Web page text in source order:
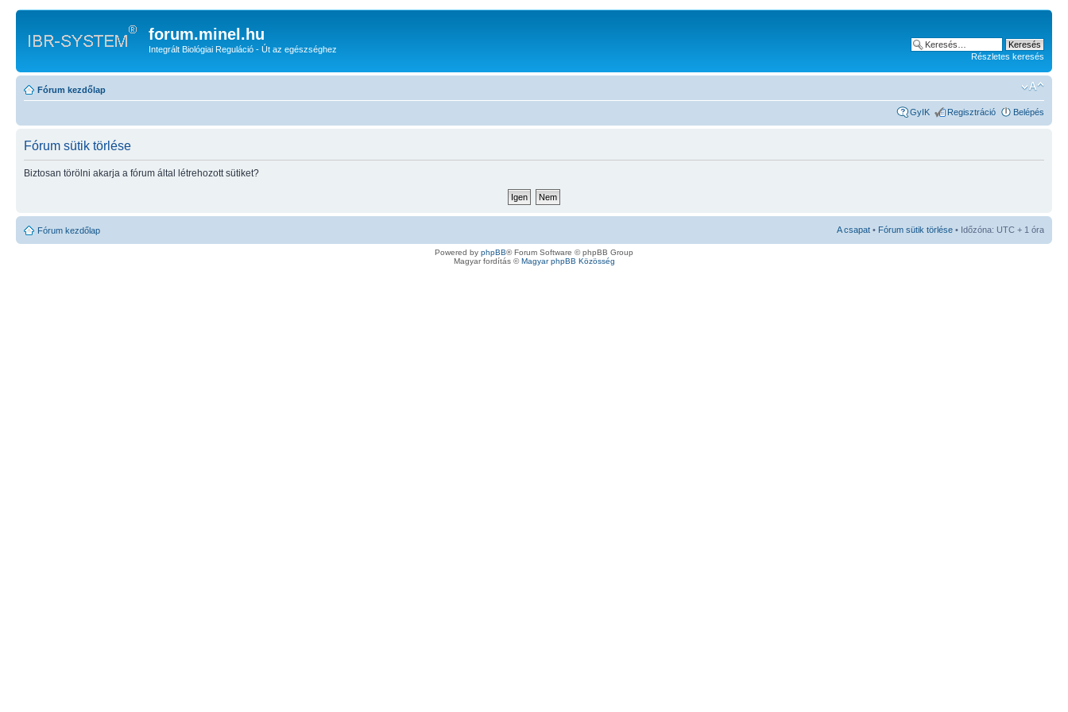
forum.minel.hu
Integrált Biológiai Reguláció - Út az egészséghez
Részletes keresés
Fórum kezdőlap
GyIK Regisztráció Belépés
Fórum sütik törlése
Biztosan törölni akarja a fórum által létrehozott sütiket?
Fórum kezdőlap A csapat • Fórum sütik törlése • Időzóna: UTC + 1 óra
Powered by phpBB® Forum Software © phpBB Group
Magyar fordítás ©Magyar phpBB Közösség